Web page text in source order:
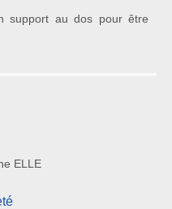
support au dos pour être
ELLE